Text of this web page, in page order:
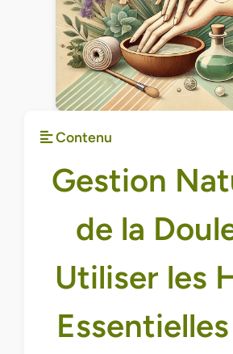
Contenu
Gestion
de la
Utiliser les